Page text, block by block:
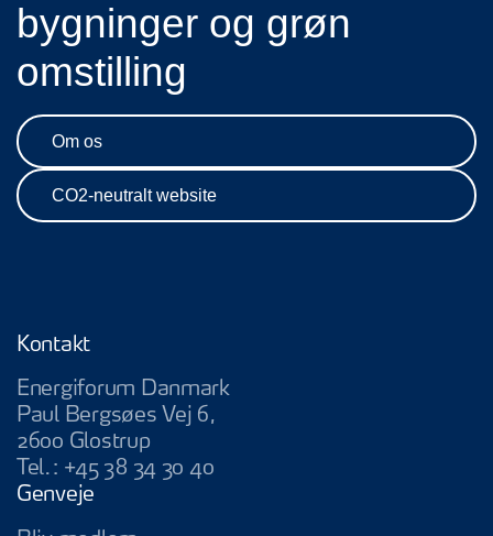
bygninger og grøn
omstilling
Om os
CO2-neutralt website
Kontakt
Energiforum Danmark
Paul Bergsøes Vej 6,
2600 Glostrup
Tel.: +45 38 34 30 40
Genveje